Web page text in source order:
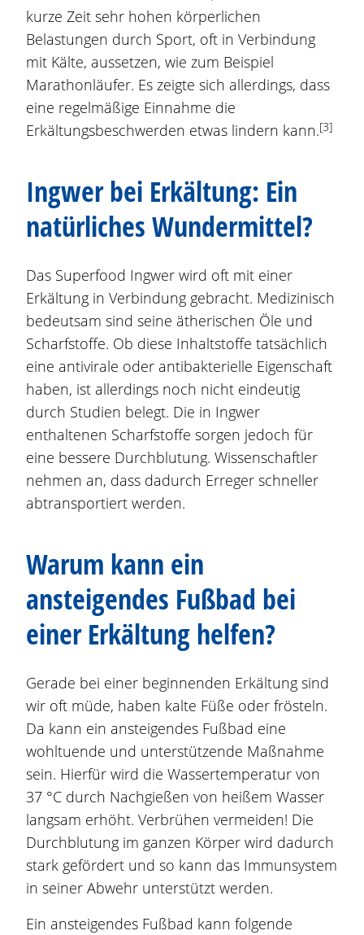
kurze Zeit sehr hohen körperlichen
Belastungen durch Sport, oft in Verbindung
mit Kälte, aussetzen, wie zum Beispiel
Marathonläufer. Es zeigte sich allerdings, dass
eine regelmäßige Einnahme die
Erkältungsbeschwerden etwas lindern kann.[3]
Ingwer bei Erkältung: Ein
natürliches Wundermittel?
Das Superfood Ingwer wird oft mit einer
Erkältung in Verbindung gebracht. Medizinisch
bedeutsam sind seine ätherischen Öle und
Scharfstoffe. Ob diese Inhaltstoffe tatsächlich
eine antivirale oder antibakterielle Eigenschaft
haben, ist allerdings noch nicht eindeutig
durch Studien belegt. Die in Ingwer
enthaltenen Scharfstoffe sorgen jedoch für
eine bessere Durchblutung. Wissenschaftler
nehmen an, dass dadurch Erreger schneller
abtransportiert werden.
Warum kann ein
ansteigendes Fußbad bei
einer Erkältung helfen?
Gerade bei einer beginnenden Erkältung sind
wir oft müde, haben kalte Füße oder frösteln.
Da kann ein ansteigendes Fußbad eine
wohltuende und unterstützende Maßnahme
sein. Hierfür wird die Wassertemperatur von
37 °C durch Nachgießen von heißem Wasser
langsam erhöht. Verbrühen vermeiden! Die
Durchblutung im ganzen Körper wird dadurch
stark gefördert und so kann das Immunsystem
in seiner Abwehr unterstützt werden.
Ein ansteigendes Fußbad kann folgende